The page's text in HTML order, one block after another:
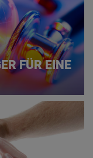
FÜR EINE